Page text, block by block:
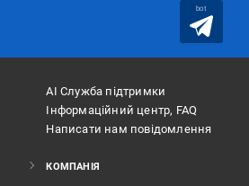
bot
АІ Служба підтримки
Інформаційний центр, FAQ
Написати нам повідомлення
КОМПАНІЯ